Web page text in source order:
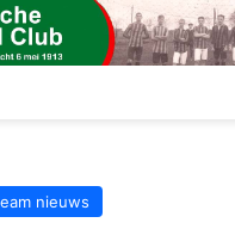
nieuws